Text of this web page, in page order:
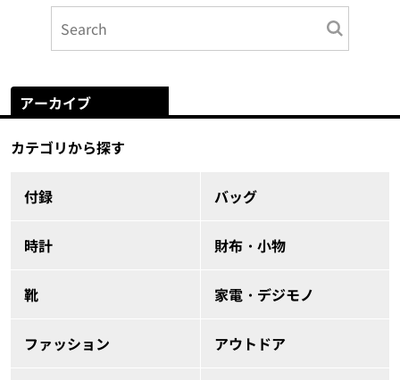
アーカイブ
カテゴリから探す
付録 バッグ
時計 財布・小物
靴 家電・デジモノ
ファッション アウトドア